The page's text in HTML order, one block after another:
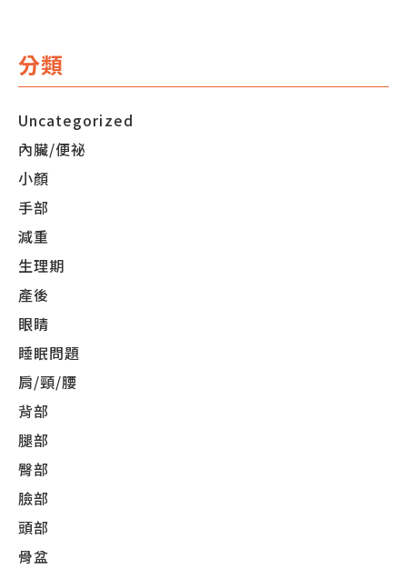
分類
Uncategorized
內臟/便祕
小顏
手部
減重
生理期
產後
眼睛
睡眠問題
肩/頸/腰
背部
腿部
臀部
臉部
頭部
骨盆